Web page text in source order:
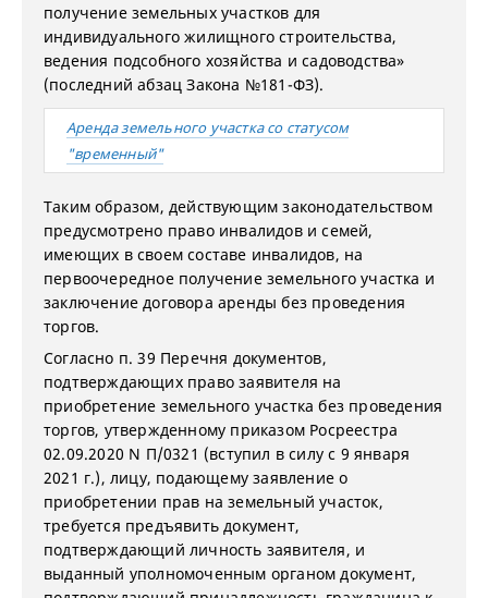
получение земельных участков для
индивидуального жилищного строительства,
ведения подсобного хозяйства и садоводства»
(последний абзац Закона №181-ФЗ).
Аренда земельного участка со статусом
"временный"
Таким образом, действующим законодательством
предусмотрено право инвалидов и семей,
имеющих в своем составе инвалидов, на
первоочередное получение земельного участка и
заключение договора аренды без проведения
торгов.
Согласно п. 39 Перечня документов,
подтверждающих право заявителя на
приобретение земельного участка без проведения
торгов, утвержденному приказом Росреестра
02.09.2020 N П/0321 (вступил в силу с 9 января
2021 г.), лицу, подающему заявление о
приобретении прав на земельный участок,
требуется предъявить документ,
подтверждающий личность заявителя, и
выданный уполномоченным органом документ,